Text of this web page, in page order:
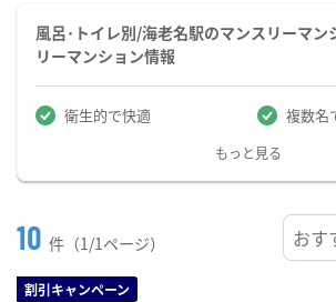
風呂･トイレ別/海老名駅のマンスリーマン
リーマンション情報
衛生的で快適 複数名
もっと見る
10 件（1/1ページ）
割引キャンペーン